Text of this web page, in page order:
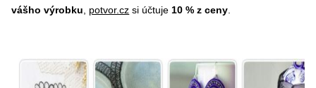
vášho výrobku
potvor.cz si účtuje 10 % z ceny